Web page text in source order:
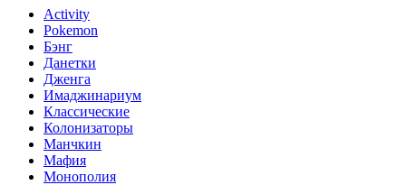
Activity
Pokemon
Бэнг
Данетки
Дженга
Имаджинариум
Классические
Колонизаторы
Манчкин
Мафия
Монополия